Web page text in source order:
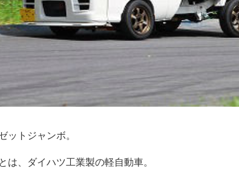
ットジャンボ。
は、ダイハツ工業製の軽自動車。